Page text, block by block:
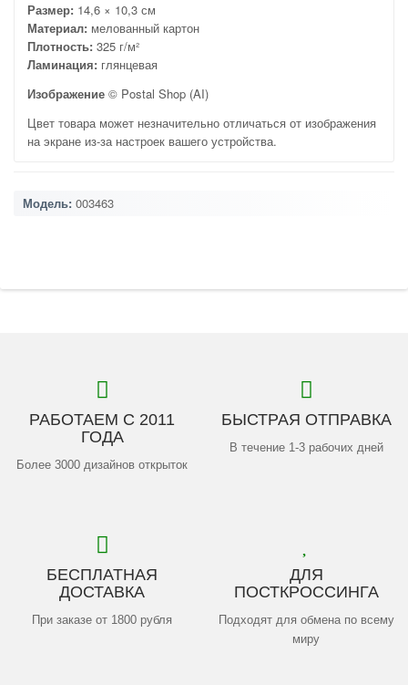
Размер: 14,6 × 10,3 см
Материал: мелованный картон
Плотность: 325 г/м²
Ламинация: глянцевая
Изображение © Postal Shop (AI)
Цвет товара может незначительно отличаться от изображения
на экране из-за настроек вашего устройства.
Модель: 003463
РАБОТАЕМ С 2011
ГОДА
Более 3000 дизайнов открыток
БЫСТРАЯ ОТПРАВКА
В течение 1-3 рабочих дней
БЕСПЛАТНАЯ
ДОСТАВКА
При заказе от 1800 рубля
ДЛЯ
ПОСТКРОССИНГА
Подходят для обмена по всему
миру